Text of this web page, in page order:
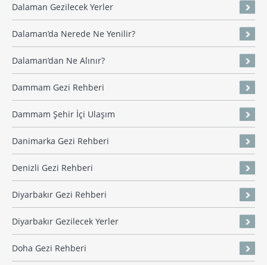
Dalaman Gezilecek Yerler
Dalaman’da Nerede Ne Yenilir?
Dalaman’dan Ne Alınır?
Dammam Gezi Rehberi
Dammam Şehir İçi Ulaşım
Danimarka Gezi Rehberi
Denizli Gezi Rehberi
Diyarbakır Gezi Rehberi
Diyarbakır Gezilecek Yerler
Doha Gezi Rehberi